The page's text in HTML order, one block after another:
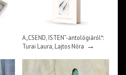
A „CSEND, ISTEN”-antológiáról*:
Turai Laura, Lajtos Nóra →